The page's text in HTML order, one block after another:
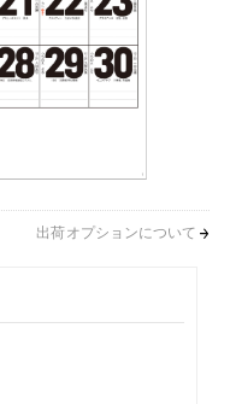
出荷オプションについて